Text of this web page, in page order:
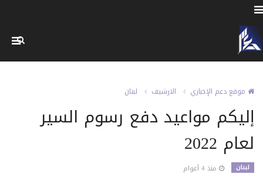
موقع دعم الإخباري الارشيف لبنان
إليكم مواعيد دفع رسوم السير
لعام 2022
لبنان منذ 4 أعوام